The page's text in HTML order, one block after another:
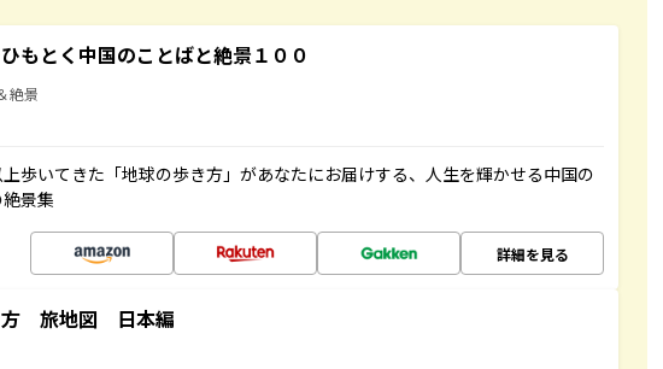
もとく中国のことばと絶景１００
絶景
歩いてきた「地球の歩き方」があなたにお届けする、人生を輝かせる中国の
景集
詳細を見る
方 旅地図 日本編